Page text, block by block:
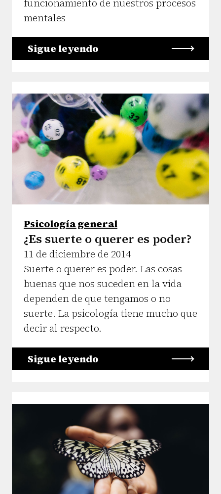
funcionamiento de nuestros procesos
mentales
Sigue leyendo
Psicología general
¿Es suerte o querer es poder?
11 de diciembre de 2014
Suerte o querer es poder. Las cosas
buenas que nos suceden en la vida
dependen de que tengamos o no
suerte. La psicología tiene mucho que
decir al respecto.
Sigue leyendo